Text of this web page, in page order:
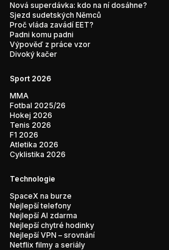
Nová superdávka: kdo na ní dosáhne?
Sjezd sudetských Němců
Proč vláda zavádí EET?
Padni komu padni
Výpověď z práce vzor
Divoký kačer
Sport 2026
MMA
Fotbal 2025/26
Hokej 2026
Tenis 2026
F1 2026
Atletika 2026
Cyklistika 2026
Technologie
SpaceX na burze
Nejlepší telefony
Nejlepší AI zdarma
Nejlepší chytré hodinky
Nejlepší VPN – srovnání
Netflix filmy a seriály